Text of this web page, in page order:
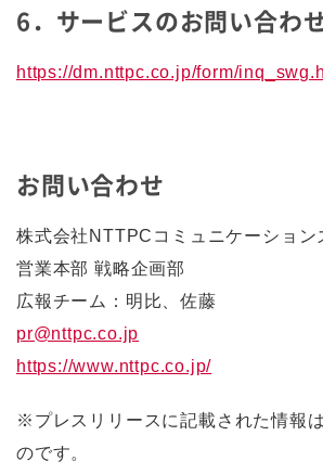
6．サービスのお問い合わ
https://dm.nttpc.co.jp/form/
お問い合わせ
株式会社NTTPCコミュニケーション
営業本部 戦略企画部
広報チーム：明比、佐藤
pr@nttpc.co.jp
https://www.nttpc.co.jp/
※プレスリリースに記載された情報
のです。